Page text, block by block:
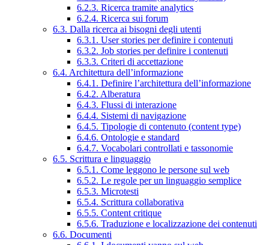
6.2.3. Ricerca tramite analytics
6.2.4. Ricerca sui forum
6.3. Dalla ricerca ai bisogni degli utenti
6.3.1. User stories per definire i contenuti
6.3.2. Job stories per definire i contenuti
6.3.3. Criteri di accettazione
6.4. Architettura dell’informazione
6.4.1. Definire l’architettura dell’informazione
6.4.2. Alberatura
6.4.3. Flussi di interazione
6.4.4. Sistemi di navigazione
6.4.5. Tipologie di contenuto (content type)
6.4.6. Ontologie e standard
6.4.7. Vocabolari controllati e tassonomie
6.5. Scrittura e linguaggio
6.5.1. Come leggono le persone sul web
6.5.2. Le regole per un linguaggio semplice
6.5.3. Microtesti
6.5.4. Scrittura collaborativa
6.5.5. Content critique
6.5.6. Traduzione e localizzazione dei contenuti
6.6. Documenti